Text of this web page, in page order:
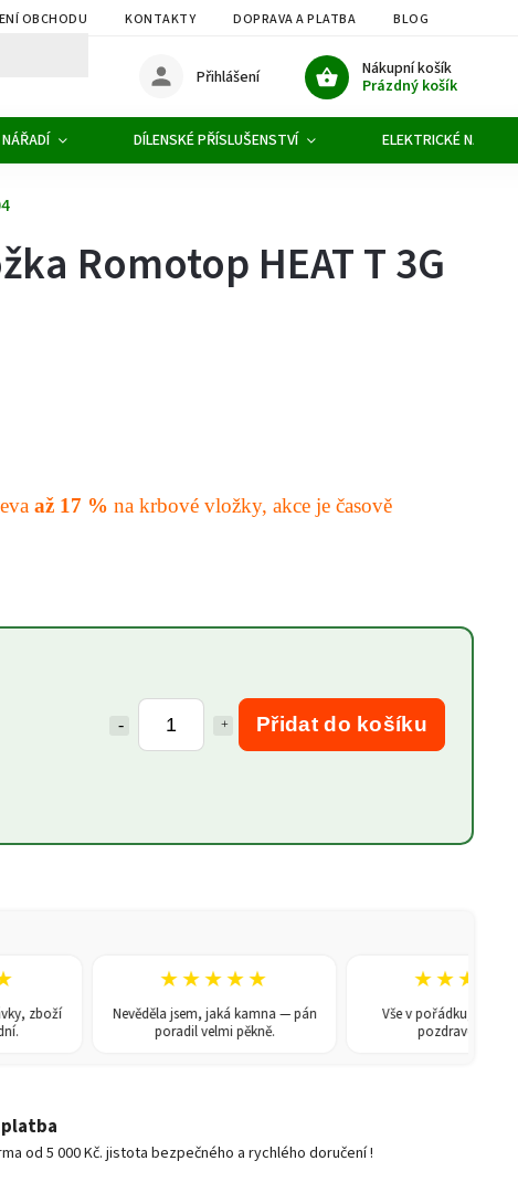
OBCHODU KONTAKTY DOPRAVA A PLATBA BLOG
Nákupní košík
Prázdný košík
Přihlášení
DÍLENSKÉ PŘÍSLUŠENSTVÍ ELEKTRICKÉ NÁŘADÍ
Přidat do košíku
Romotop HEAT T 3G
až 17 % na krbové vložky, akce je časově
★★★★★
Nevěděla jsem, jaká kamna — pán
poradil velmi pěkně.
★★★★★
Vše v pořádku, doporučuji.
pozdravem René
platba
od 5 000 Kč. jistota bezpečného a rychlého doručení !